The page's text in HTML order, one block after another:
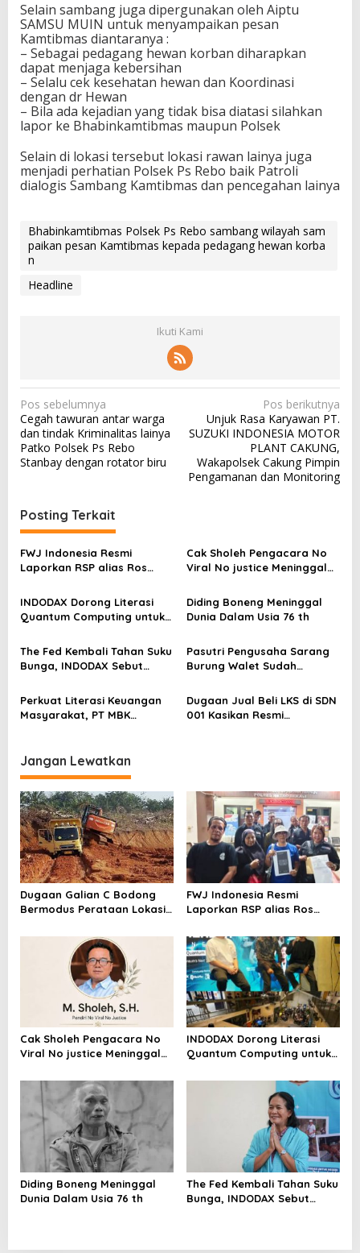
Selain sambang juga dipergunakan oleh Aiptu
SAMSU MUIN untuk menyampaikan pesan
Kamtibmas diantaranya :
– Sebagai pedagang hewan korban diharapkan
dapat menjaga kebersihan
– Selalu cek kesehatan hewan dan Koordinasi
dengan dr Hewan
– Bila ada kejadian yang tidak bisa diatasi silahkan
lapor ke Bhabinkamtibmas maupun Polsek
Selain di lokasi tersebut lokasi rawan lainya juga
menjadi perhatian Polsek Ps Rebo baik Patroli
dialogis Sambang Kamtibmas dan pencegahan lainya
Bhabinkamtibmas Polsek Ps Rebo sambang wilayah sam
paikan pesan Kamtibmas kepada pedagang hewan korba
n
Headline
Ikuti Kami
N
a
v
i
a
s
i
o
s
Pos sebelumnya
Cegah tawuran antar warga
dan tindak Kriminalitas lainya
Patko Polsek Ps Rebo
Stanbay dengan rotator biru
Pos berikutnya
Unjuk Rasa Karyawan PT.
SUZUKI INDONESIA MOTOR
PLANT CAKUNG,
Wakapolsek Cakung Pimpin
Pengamanan dan Monitoring
Posting Terkait
FWJ Indonesia Resmi
Laporkan RSP alias Ros
Cak Sholeh Pengacara No
Viral No justice Meninggal
INDODAX Dorong Literasi
Quantum Computing untuk
Blockchain
Diding Boneng Meninggal
Dunia Dalam Usia 76 th
The Fed Kembali Tahan Suku
Bunga, INDODAX Sebut
Sentimen Pasar
Pasutri Pengusaha Sarang
Burung Walet Sudah
Pelapor Desak Polda Jambi
Segera Lakukan Penahanan
Perkuat Literasi Keuangan
Masyarakat, PT MBK
Dugaan Jual Beli LKS di SDN
001 Kasikan Resmi
Jangan Lewatkan
Dugaan Galian C Bodong
Bermodus Perataan Lokasi
Riau Akan Tinjauan Lokasi
FWJ Indonesia Resmi
Laporkan RSP alias Ros
Cak Sholeh Pengacara No
Viral No justice Meninggal
INDODAX Dorong Literasi
Quantum Computing untuk
Blockchain
Diding Boneng Meninggal
Dunia Dalam Usia 76 th
The Fed Kembali Tahan Suku
Bunga, INDODAX Sebut